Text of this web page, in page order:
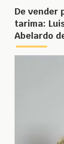
De vender
tarima:
Abelardo